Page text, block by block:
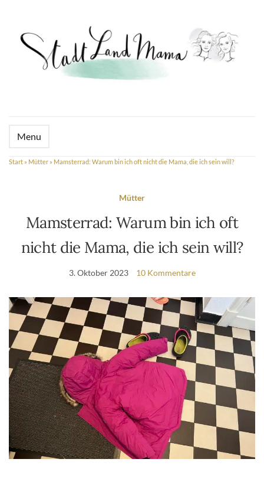
Menu
Start » Mütter » Mamsterrad: Warum bin ich oft nicht die Mama, die ich sein will?
Mütter
Mamsterrad: Warum bin ich oft
nicht die Mama, die ich sein will?
3. Oktober 2023 10 Kommentare